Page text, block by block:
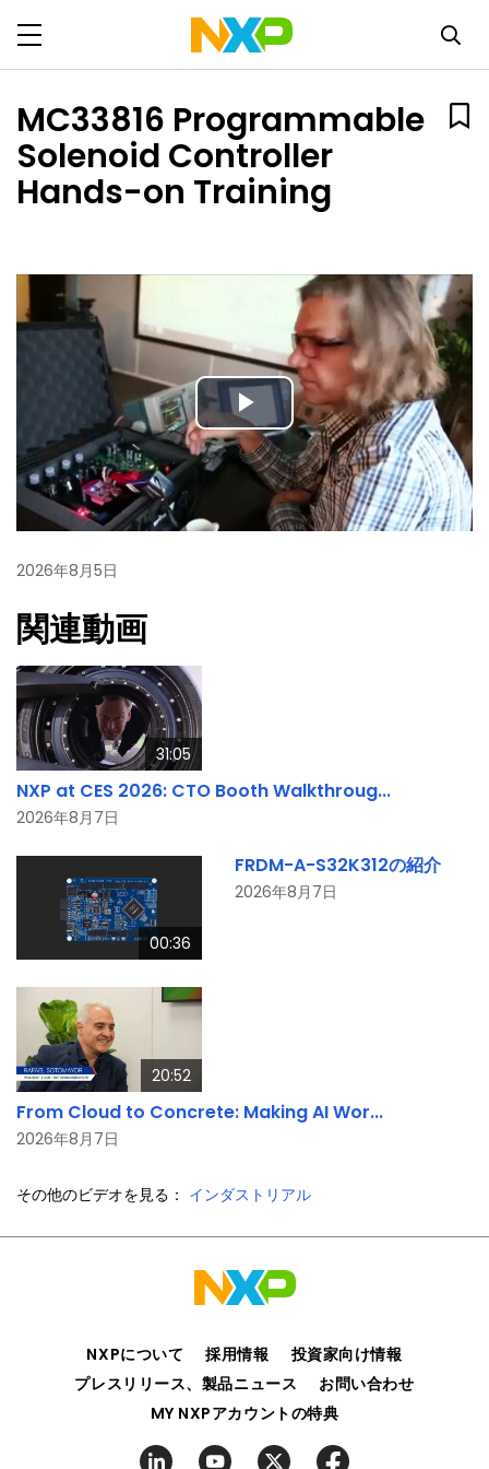
MC33816 Programmable
Solenoid Controller
Hands-on Training
Play
Video
2026年8月5日
関連動画
31:05
NXP at CES 2026: CTO Booth Walkthroug...
2026年8月7日
00:36
FRDM-A-S32K312の紹介
2026年8月7日
20:52
From Cloud to Concrete: Making AI Wor...
2026年8月7日
その他のビデオを見る： インダストリアル
NXPについて 採用情報
投資家向け情報
プレスリリース、製品ニュース
お問い合わせ
MY NXPアカウントの特典